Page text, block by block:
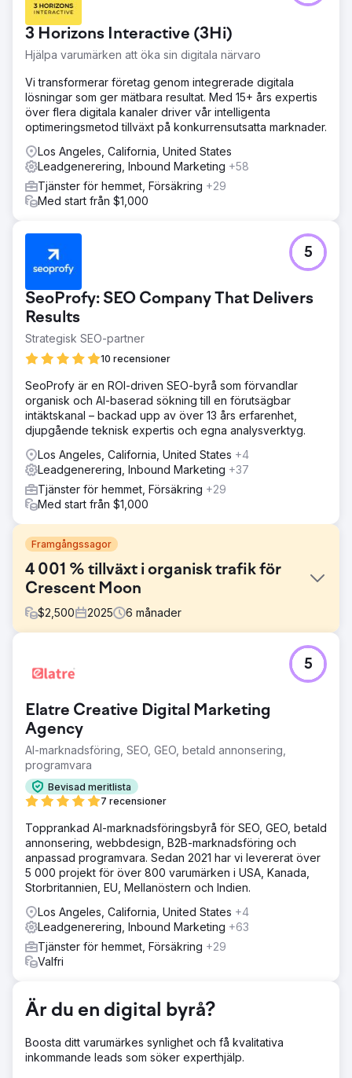
3 Horizons Interactive (3Hi)
Hjälpa varumärken att öka sin digitala närvaro
Vi transformerar företag genom integrerade digitala
lösningar som ger mätbara resultat. Med 15+ års expertis
över flera digitala kanaler driver vår intelligenta
optimeringsmetod tillväxt på konkurrensutsatta marknader.
Los Angeles, California, United States
Leadgenerering, Inbound Marketing +58
Tjänster för hemmet, Försäkring +29
Med start från $1,000
SeoProfy: SEO Company That Delivers
Results
Strategisk SEO-partner
10 recensioner
5
SeoProfy är en ROI-driven SEO-byrå som förvandlar
organisk och AI-baserad sökning till en förutsägbar
intäktskanal – backad upp av över 13 års erfarenhet,
djupgående teknisk expertis och egna analysverktyg.
Los Angeles, California, United States +4
Leadgenerering, Inbound Marketing +37
Tjänster för hemmet, Försäkring +29
Med start från $1,000
Framgångssagor
4 001 % tillväxt i organisk trafik för
Crescent Moon
$2,500 2025 6 månader
Crescent Moon Recovery behövde öka sin synlighet
online och generera fler kvalificerade antagningar på en
missbruksbehandling. Målet var att förbättra Googles
ranking, dominera lokal sökning och skapa en hållbar
källa till organiska leads utan att enbart förlita sig på
betald annonsering.
Lösning
Royal Reef Media utvecklade en omfattande lokal SEO-
strategi med fokus på optimering av Google Business
Profile, on-page SEO, teknisk optimering, sökordsanalys,
citeringshantering, strukturerad data, recensionsstrategi
och innehållsoptimering. Genom att stärka både organisk
sökning och synlighet i Google Maps positionerade vi
Crescent Moon Recovery som ett av de högst rankade
Resultat
Inom bara sex månader ökade Crescent Moon Recoverys
organiska trafik från 101 månatliga besökare till 4 142
månatliga besökare. Kampanjen uppnådde topp 3
högintention för missbruksrehabilitering, ökade antalet
visningar på Google Business Profile-kartan med 312 %
genom inkommande förfrågningar av högre kvalitet.
Elatre Creative Digital Marketing
Agency
AI-marknadsföring, SEO, GEO, betald annonsering,
programvara
Bevisad meritlista
7 recensioner
5
Topprankad AI-marknadsföringsbyrå för SEO, GEO, betald
annonsering, webbdesign, B2B-marknadsföring och
anpassad programvara. Sedan 2021 har vi levererat över
5 000 projekt för över 800 varumärken i USA, Kanada,
Storbritannien, EU, Mellanöstern och Indien.
Los Angeles, California, United States +4
Leadgenerering, Inbound Marketing +63
Tjänster för hemmet, Försäkring +29
Valfri
Är du en digital byrå?
Boosta ditt varumärkes synlighet och få kvalitativa
inkommande leads som söker experthjälp.